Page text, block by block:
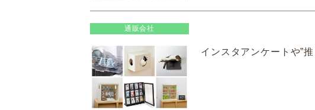
通販会社
インスタアンケートや”